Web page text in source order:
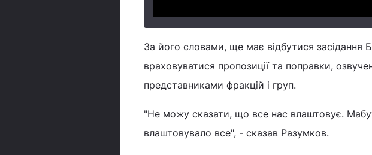
За його словами, ще має відбутися засідання
враховуватися пропозиції та поправки,
представниками фракцій і груп.
"Не можу сказати, що все нас влаштовує.
влаштовувало все", - сказав Разумков.